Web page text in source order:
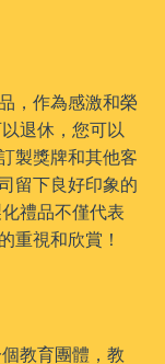
，作為感激和榮
退休，您可以
製獎牌和其他客
留下良好印象的
禮品不僅代表
重視和欣賞！
教育團體，教